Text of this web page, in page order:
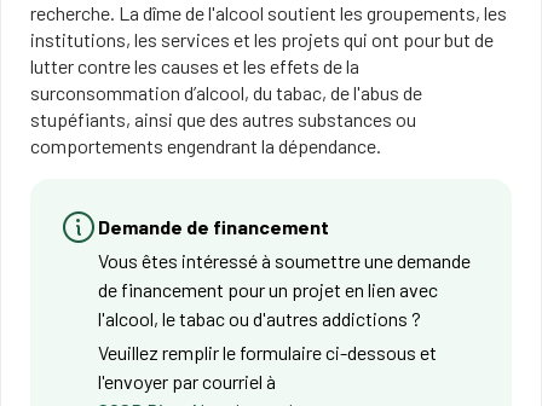
recherche. La dîme de l'alcool soutient les groupements, les
institutions, les services et les projets qui ont pour but de
lutter contre les causes et les effets de la
surconsommation d’alcool, du tabac, de l'abus de
stupéfiants, ainsi que des autres substances ou
comportements engendrant la dépendance.
Demande de financement
Vous êtes intéressé à soumettre une demande
de financement pour un projet en lien avec
l'alcool, le tabac ou d'autres addictions ?
Veuillez remplir le formulaire ci-dessous et
l'envoyer par courriel à